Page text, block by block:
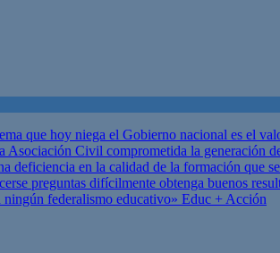
que hoy niega el Gobierno nacional es el
Asociación Civil comprometida la generación
deficiencia en la calidad de la formación que
preguntas difícilmente obtenga buenos
federalismo educativo» Educ + Acción